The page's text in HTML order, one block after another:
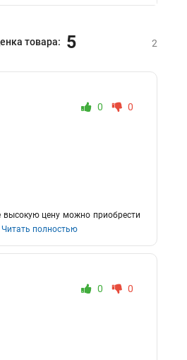
товара: 5 2
0
0
высокую цену можно приобрести
Читать полностью
0
0